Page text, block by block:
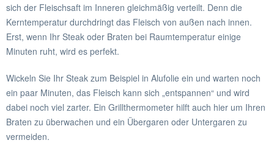
sich der Fleischsaft im Inneren gleichmäßig verteilt. Denn die
Kerntemperatur durchdringt das Fleisch von außen nach innen.
Erst, wenn Ihr Steak oder Braten bei Raumtemperatur einige
Minuten ruht, wird es perfekt.
Wickeln Sie Ihr Steak zum Beispiel in Alufolie ein und warten noch
ein paar Minuten, das Fleisch kann sich „entspannen“ und wird
dabei noch viel zarter. Ein Grillthermometer hilft auch hier um Ihren
Braten zu überwachen und ein Übergaren oder Untergaren zu
vermeiden.